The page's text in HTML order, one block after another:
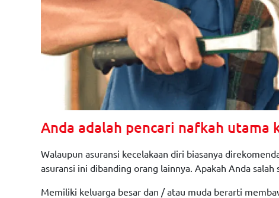
Anda adalah pencari nafkah utama
Walaupun asuransi kecelakaan diri biasanya
asuransi ini dibanding orang lainnya. Apakah Anda
Memiliki keluarga besar dan / atau muda berarti